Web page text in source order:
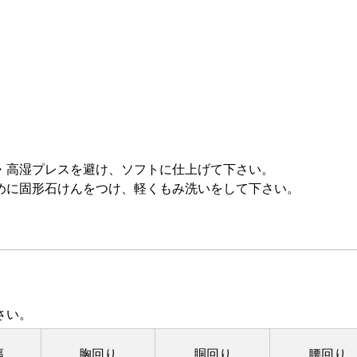
湿プレスを避け、ソフトに仕上げて下さい。
固形石けんをつけ、軽くもみ洗いをして下さい。
。
胸回り 胴回り 腰回り